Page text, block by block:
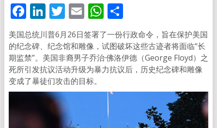
Facebook
LinkedIn
Twitter
EmailWhatsApp
分
享
美国总统川普6月26日签署了一份行政命令，旨在保护美国
的纪念碑、纪念馆和雕像，试图破坏这些古迹者将面临“长
期监禁”。美国非裔男子乔治·佛洛伊德（George Floyd）之
死所引发抗议活动升级为暴力抗议后，历史纪念碑和雕像
变成了暴徒们攻击的目标。